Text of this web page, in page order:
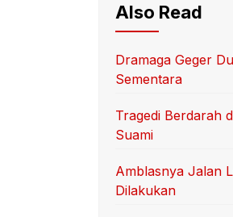
Also Read
Dramaga Geger
Sementara
Tragedi Berdarah
Suami
Amblasnya Jalan
Dilakukan